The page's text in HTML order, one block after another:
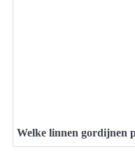
Welke linnen gordijnen